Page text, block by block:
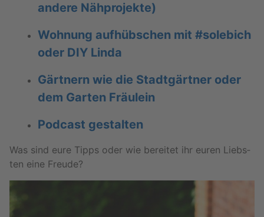
an­de­re Näh­pro­jek­te)
Woh­nung auf­hüb­schen mit #so­le­bich
oder DIY Linda
Gärt­nern wie die Stadt­gärt­ner oder
dem Gar­ten Fräu­lein
Pod­cast ge­stal­ten
Was sind eure Tipps oder wie be­rei­tet ihr euren Liebs­
ten eine Freu­de?